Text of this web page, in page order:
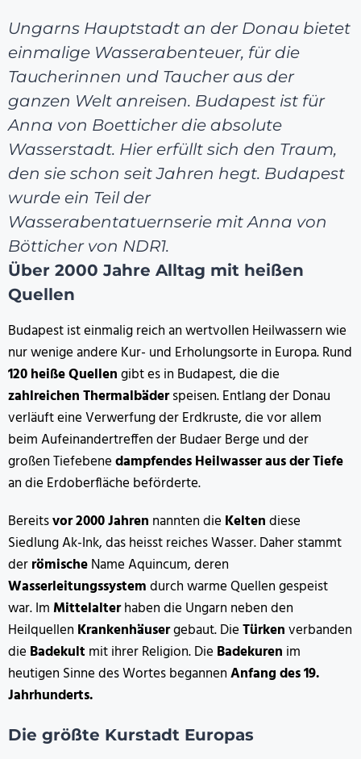
Ungarns Hauptstadt an der Donau bietet
einmalige Wasserabenteuer, für die
Taucherinnen und Taucher aus der
ganzen Welt anreisen. Budapest ist für
Anna von Boetticher die absolute
Wasserstadt. Hier erfüllt sich den Traum,
den sie schon seit Jahren hegt. Budapest
wurde ein Teil der
Wasserabentatuernserie mit Anna von
Bötticher von NDR1.
Über 2000 Jahre Alltag mit heißen
Quellen
Budapest ist einmalig reich an wertvollen Heilwassern wie
nur wenige andere Kur- und Erholungsorte in Europa. Rund
120 heiße Quellengibt es in Budapest, die die
zahlreichen Thermalbäderspeisen. Entlang der Donau
verläuft eine Verwerfung der Erdkruste, die vor allem
beim Aufeinandertreffen der Budaer Berge und der
großen Tiefebenedampfendes Heilwasseraus der Tiefe
an die Erdoberfläche beförderte.
Bereitsvor 2000 Jahren nannten die Keltendiese
Siedlung Ak-Ink, das heisst reiches Wasser. Daher stammt
derrömischeName Aquincum, deren
Wasserleitungssystemdurch warme Quellen gespeist
war. ImMittelalterhaben die Ungarn neben den
Heilquellen Krankenhäusergebaut. DieTürkenverbanden
die Badekult mit ihrer Religion. Die Badekuren im
heutigen Sinne des Wortes begannenAnfang des 19.
Jahrhunderts.
Die größte Kurstadt Europas